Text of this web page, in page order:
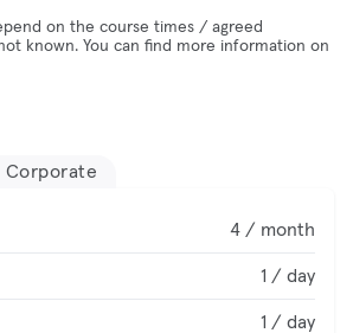
on the course times / agreed
known. You can find more information on
Corporate
4 / month
1 / day
1 / day